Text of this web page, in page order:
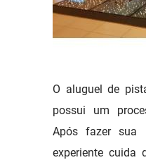
O aluguel de
possui um
Após fazer sua
experiente cuida